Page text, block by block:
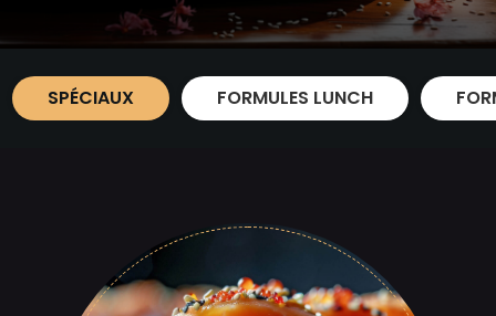
SPÉCIAUX FORMULES LUNCH